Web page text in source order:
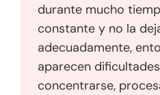
durante mucho
constante y no la
adecuadamente,
aparecen
concentrarse,